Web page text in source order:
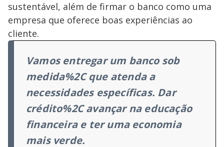
sustentável, além de firmar o banco como uma
empresa que oferece boas experiências ao
cliente.
Vamos entregar um banco sob
medida%2C que atenda a
necessidades específicas. Dar
crédito%2C avançar na educação
financeira e ter uma economia
mais verde.